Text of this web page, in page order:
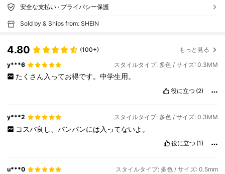
安全な支払い · プライバシー保護
Sold by & Ships from: SHEIN
4.80 (100+) もっと見る
y***6 スタイルタイプ: 多色 / サイズ: 0.3MM
たくさん入ってお得です。中学生用。
役に立つ (2)
y***2 スタイルタイプ: 多色 / サイズ: 0.3MM
コスパ良し、パンパンには入ってないよ。
役に立つ (1)
u***0 スタイルタイプ: 多色 / サイズ: 0.5mm